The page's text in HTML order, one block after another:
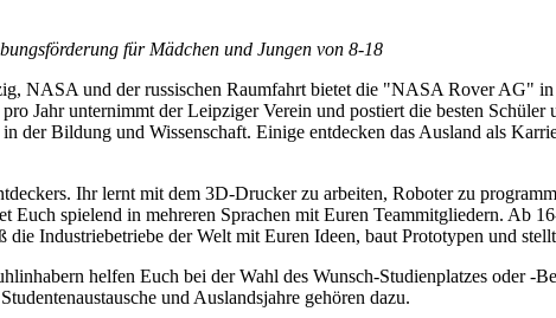
für Mädchen und Jungen von 8-18
NASA und der russischen Raumfahrt bietet die "NASA Rover AG"
Jahr unternimmt der Leipziger Verein und postiert die besten Schüler
der Bildung und Wissenschaft. Einige entdecken das Ausland als
Ihr lernt mit dem 3D-Drucker zu arbeiten, Roboter zu
Euch spielend in mehreren Sprachen mit Euren Teammitgliedern. Ab
Industriebetriebe der Welt mit Euren Ideen, baut Prototypen und
helfen Euch bei der Wahl des Wunsch-Studienplatzes oder -
und Auslandsjahre gehören dazu.